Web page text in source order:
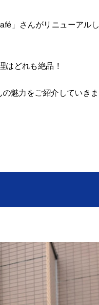
」さんがリニューアルし
はどれも絶品！
魅力をご紹介していきま